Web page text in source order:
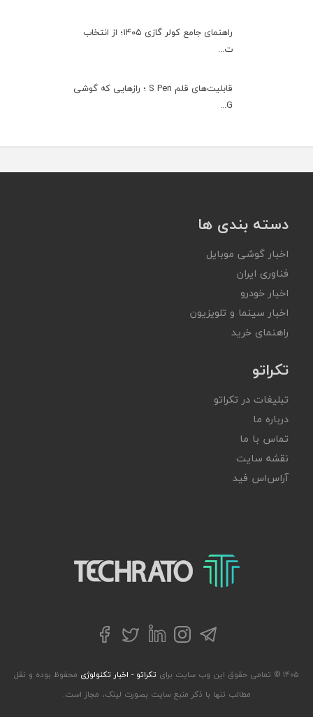
راهنمای جامع کولر گازی ۱۴۰۵؛ از انتخاب
ت...
قابلیت‌های قلم S Pen ؛ رازهایی که گوشی
G...
دسته بندی ها
اخبار گوشی موبایل
فناوری ایران
اخبار خودرو
اخبار سینما و تلویزیون
راهنمای خرید
تکراتو
تبلیغات در تکراتو
درباره ما
تماس با ما
نقشه سایت
آر‌اس‌اس فید
تکراتو – زندگی با تکنولوژی
تلگراماینستاگرام
لینکداینتوییترفیسبوک
۱۴۰۵ © تمامی حقوق این وب سایت برای تکراتو - اخبار تکنولوژی محفوظ بوده و نقل
مطالب تنها با ذکر منبع سایت بصورت لینک، مجاز است.